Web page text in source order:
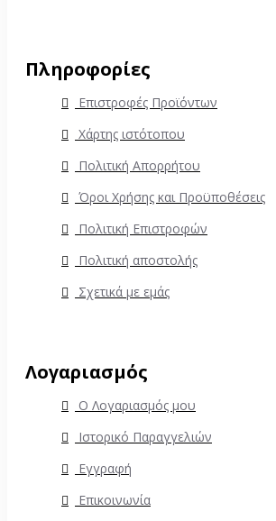
Πληροφορίες
Επιστροφές Προϊόντων
Χάρτης ιστότοπου
Πολιτική Απορρήτου
Όροι Χρήσης και Προϋποθέσεις
Πολιτική Επιστροφών
Πολιτική αποστολής
Σχετικά με εμάς
Λογαριασμός
Ο Λογαριασμός μου
Ιστορικό Παραγγελιών
Εγγραφή
Επικοινωνία